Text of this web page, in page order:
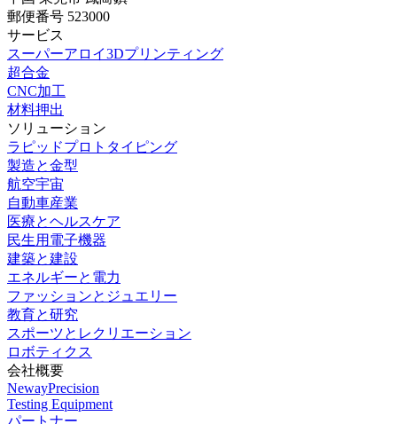
郵便番号 523000
サービス
スーパーアロイ3Dプリンティング
超合金
CNC加工
材料押出
ソリューション
ラピッドプロトタイピング
製造と金型
航空宇宙
自動車産業
医療とヘルスケア
民生用電子機器
建築と建設
エネルギーと電力
ファッションとジュエリー
教育と研究
スポーツとレクリエーション
ロボティクス
会社概要
NewayPrecision
Testing Equipment
パートナー